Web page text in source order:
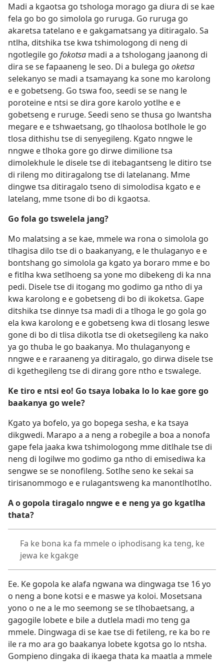
Madi a kgaotsa go tshologa morago ga diura di se kae
fela go bo go simolola go ruruga. Go ruruga go
akaretsa tatelano e e gakgamatsang ya ditiragalo. Sa
ntlha, ditshika tse kwa tshimologong di neng di
ngotlegile go fokotsa madi a a tshologang jaanong di
dira se se fapaaneng le seo. Di a bulega go oketsa
selekanyo se madi a tsamayang ka sone mo karolong
e e gobetseng. Go tswa foo, seedi se se nang le
poroteine e ntsi se dira gore karolo yotlhe e e
gobetseng e ruruge. Seedi seno se thusa go lwantsha
megare e e tshwaetsang, go tlhaolosa botlhole le go
tlosa dithishu tse di senyegileng. Kgato nngwe le
nngwe e tlhoka gore go dirwe dimilione tsa
dimolekhule le disele tse di itebagantseng le ditiro tse
di rileng mo ditiragalong tse di latelanang. Mme
dingwe tsa ditiragalo tseno di simolodisa kgato e e
latelang, mme tsone di bo di kgaotsa.
Go fola go tswelela jang?
Mo malatsing a se kae, mmele wa rona o simolola go
tlhagisa dilo tse di o baakanyang, e le thulaganyo e e
bontshang go simolola ga kgato ya boraro mme e bo
e fitlha kwa setlhoeng sa yone mo dibekeng di ka nna
pedi. Disele tse di itogang mo godimo ga ntho di ya
kwa karolong e e gobetseng di bo di ikoketsa. Gape
ditshika tse dinnye tsa madi di a tlhoga le go gola go
ela kwa karolong e e gobetseng kwa di tlosang leswe
gone di bo di tlisa dikotla tse di oketsegileng ka nako
ya go thuba le go baakanya. Mo thulaganyong e
nngwe e e raraaneng ya ditiragalo, go dirwa disele tse
di kgethegileng tse di dirang gore ntho e tswalege.
Ke tiro e ntsi eo! Go tsaya lobaka lo lo kae gore go
baakanya go wele?
Kgato ya bofelo, ya go bopega sesha, e ka tsaya
dikgwedi. Marapo a a neng a robegile a boa a nonofa
gape fela jaaka kwa tshimologong mme ditlhale tse di
neng di logilwe mo godimo ga ntho di emisediwa ka
sengwe se se nonofileng. Sotlhe seno ke sekai sa
tirisanommogo e e rulagantsweng ka manontlhotlho.
A o gopola tiragalo nngwe e e neng ya go kgatlha
thata?
Fa ke bona ka fa mmele o iphodisang ka teng, ke
jewa ke kgakge
Ee. Ke gopola ke alafa ngwana wa dingwaga tse 16 yo
o neng a bone kotsi e e maswe ya koloi. Mosetsana
yono o ne a le mo seemong se se tlhobaetsang, a
gagogile lobete e bile a dutlela madi mo teng ga
mmele. Dingwaga di se kae tse di fetileng, re ka bo re
ile ra mo ara go baakanya lobete kgotsa go lo ntsha.
Gompieno dingaka di ikaega thata ka maatla a mmele